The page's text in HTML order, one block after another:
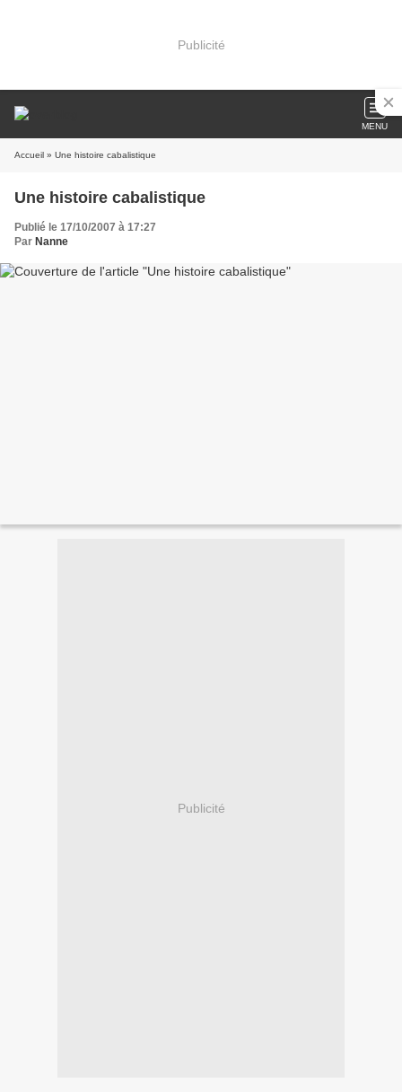
Publicité
MENU
Accueil » Une histoire cabalistique
Une histoire cabalistique
Publié le 17/10/2007 à 17:27
Par Nanne
Publicité